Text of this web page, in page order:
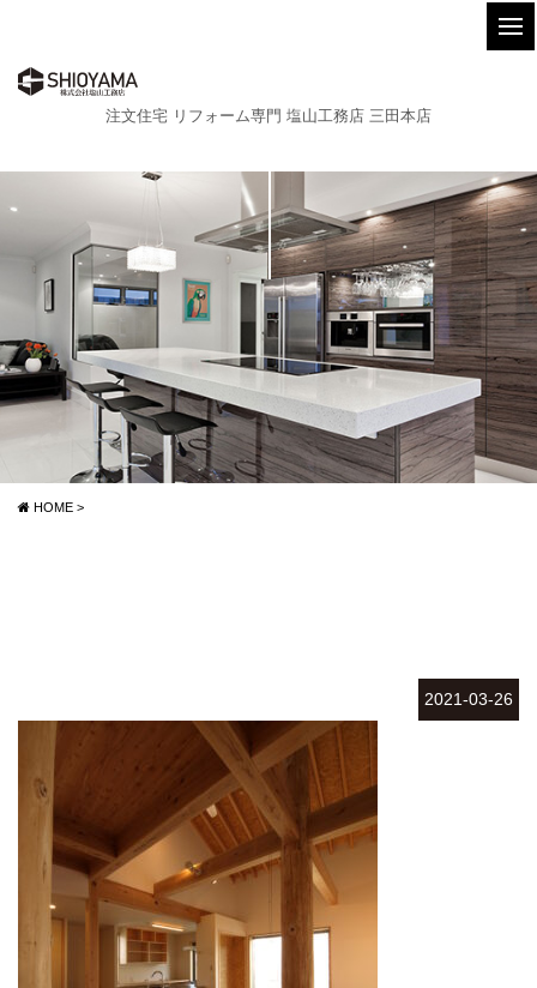
注文住宅 リフォーム専門 塩山工務店 三田本店
HOME >
2021-03-26